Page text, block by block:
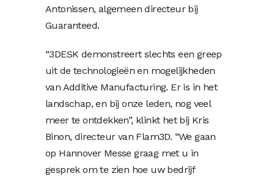
Antonissen, algemeen directeur bij
Guaranteed.
“3DESK demonstreert slechts een greep
uit de technologieën en mogelijkheden
van Additive Manufacturing. Er is in het
landschap, en bij onze leden, nog veel
meer te ontdekken”, klinkt het bij Kris
Binon, directeur van Flam3D. “We gaan
op Hannover Messe graag met u in
gesprek om te zien hoe uw bedrijf